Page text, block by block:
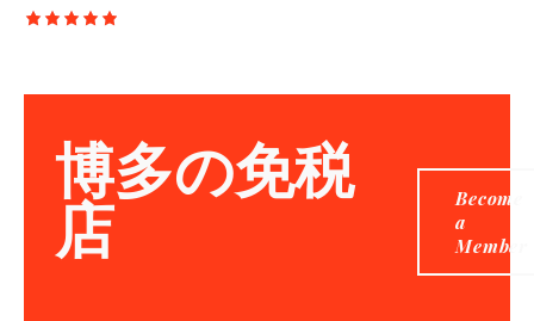
博多の免税
店
Become
a
Member